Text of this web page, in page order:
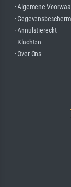
· Algemene
·
· Annulatierecht
· Klachten
· Over Ons